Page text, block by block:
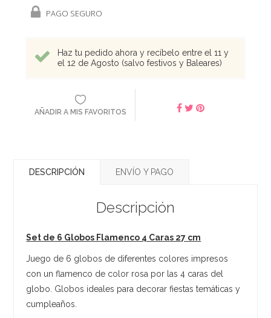
PAGO SEGURO
Haz tu pedido ahora y recíbelo entre el 11 y
el 12 de Agosto (salvo festivos y Baleares)
AÑADIR A MIS FAVORITOS
DESCRIPCIÓN ENVÍO Y PAGO
Descripción
Set de 6 Globos Flamenco 4 Caras 27 cm
Juego de 6 globos de diferentes colores impresos
con un flamenco de color rosa por las 4 caras del
globo. Globos ideales para decorar fiestas temáticas y
cumpleaños.